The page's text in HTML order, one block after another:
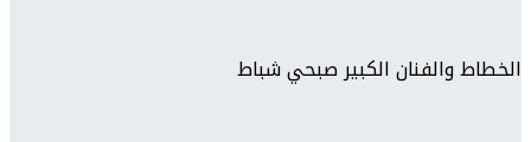
الخطاط والفنان الكبير صبحي شباط